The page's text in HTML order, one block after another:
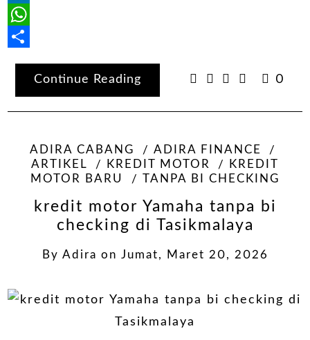
LinkedIn
WhatsApp
Continue Reading
0
ADIRA CABANG
ADIRA FINANCE
ARTIKEL
KREDIT MOTOR
KREDIT
MOTOR BARU
TANPA BI CHECKING
kredit motor Yamaha tanpa bi
checking di Tasikmalaya
By Adira on Jumat, Maret 20, 2026